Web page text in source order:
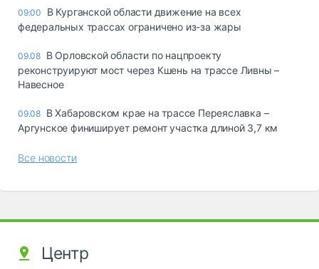
09:00
В Курганской области движение на всех
федеральных трассах ограничено из-за жары
09.08 В Орловской области по нацпроекту
реконструируют мост через Кшень на трассе Ливны –
Навесное
09.08 В Хабаровском крае на трассе Переяславка –
Аргунское финиширует ремонт участка длиной 3,7 км
Все новости
Центр